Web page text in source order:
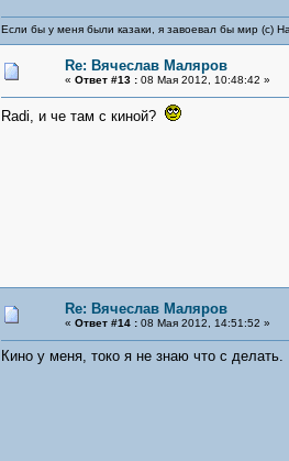
Если бы у меня были казаки, я завоевал бы мир (с)
Re: Вячеслав Маляров
« Ответ #13 :08 Мая 2012, 10:48:42 »
Radi, и че там с киной?
Re: Вячеслав Маляров
« Ответ #14 :08 Мая 2012, 14:51:52 »
Кино у меня, токо я не знаю что с делать.